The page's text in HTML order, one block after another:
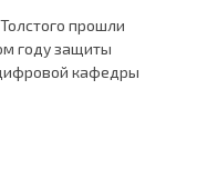
прошли
году защиты
кафедры